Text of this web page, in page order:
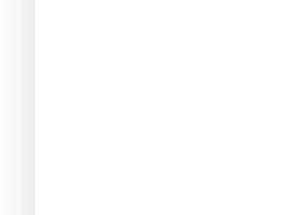
Autres
Informez votre
Afin d’éviter
à votre pharmacien
zinc, le strontium et
CACIT 1000 mg,